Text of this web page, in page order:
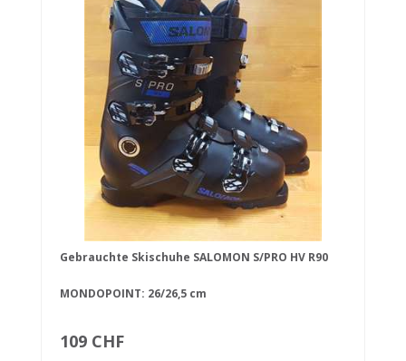
Gebrauchte Skischuhe SALOMON S/PRO HV R90
MONDOPOINT: 26/26,5 cm
109 CHF